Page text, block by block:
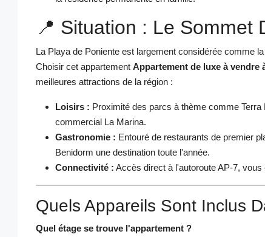
📍 Situation : Le Sommet
La Playa de Poniente est largement considérée comme
Choisir cet appartement Appartement de luxe à vendre
meilleures attractions de la région :
Loisirs : Proximité des parcs à thème comme
commercial La Marina.
Gastronomie : Entouré de restaurants de premier
Benidorm une destination toute l'année.
Connectivité : Accès direct à l'autoroute AP-7, vous
Quels Appareils Sont Inclus
Quel étage se trouve l'appartement ?